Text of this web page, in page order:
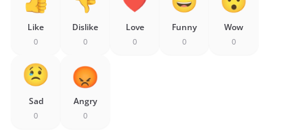
Like
0
Dislike
0
Love
0
Funny
0
Wow
0
Sad
0
Angry
0